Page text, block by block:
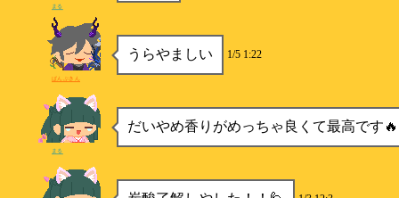
まる
うらやましい 1/5 1:22
ぱんぷきん
だいやめ香りがめっちゃ良くて最高です🔥
まる